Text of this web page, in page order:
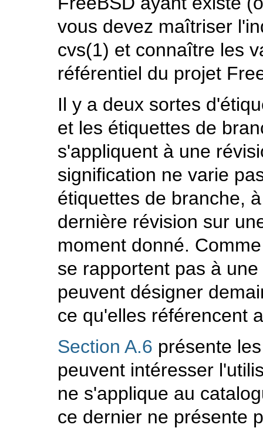
vous devez maîtriser
cvs(1) et connaître les
référentiel du projet
Il y a deux sortes
et les étiquettes de
s'appliquent à une
signification ne varie
étiquettes de branche,
dernière révision sur
moment donné.
se rapportent pas à
peuvent désigner
ce qu'elles référencent
Section A.6 présente
peuvent intéresser
ne s'applique au
ce dernier ne présente